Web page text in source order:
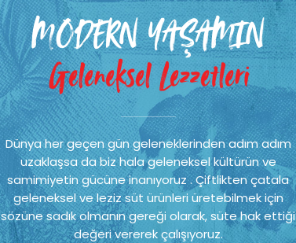
MODERN YAŞAMIN
Geleneksel Lezzetleri
Dünya her geçen gün geleneklerinden adım adım
uzaklaşsa da biz hala geleneksel kültürün ve
samimiyetin gücüne inanıyoruz . Çiftlikten çatala
geleneksel ve leziz süt ürünleri üretebilmek için
sözüne sadık olmanın gereği olarak, süte hak ettiği
değeri vererek çalışıyoruz.